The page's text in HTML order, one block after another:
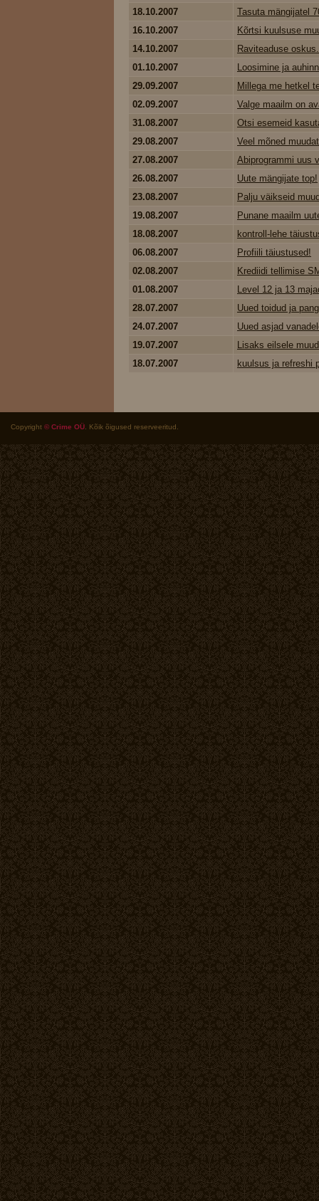
18.10.2007
Tasuta mängijatel
16.10.2007
Kõrtsi kuulsuse
14.10.2007
Raviteaduse
01.10.2007
Loosimine ja
29.09.2007
Millega me hetkel
02.09.2007
Valge maailm on
31.08.2007
Otsi esemeid
29.08.2007
Veel mõned
27.08.2007
Abiprogrammi uus
26.08.2007
Uute mängijate top!
23.08.2007
Palju väikseid
19.08.2007
Punane maailm
18.08.2007
kontroll-lehe
06.08.2007
Profiili täiustused!
02.08.2007
Krediidi tellimise
01.08.2007
Level 12 ja 13
28.07.2007
Uued toidud ja
24.07.2007
Uued asjad
19.07.2007
Lisaks eilsele
18.07.2007
kuulsus ja refreshi
Copyright © Crime OÜ . Kõik õigused reserveeritud.